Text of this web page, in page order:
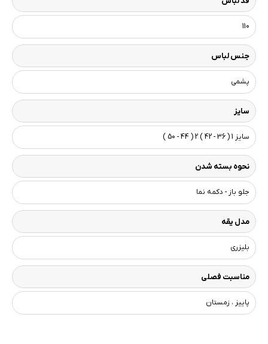
110
جنس لباس
پشمی
سایز
سایز 1 ( 36 - 42 ) 2 ( 44 - 50 )
نحوه بسته شدن
جلو باز - دکمه نما
مدل یقه
بلیزری
مناسبت فصلی
پاییز ، زمستان